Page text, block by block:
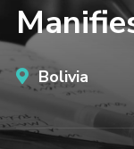
Bolivia